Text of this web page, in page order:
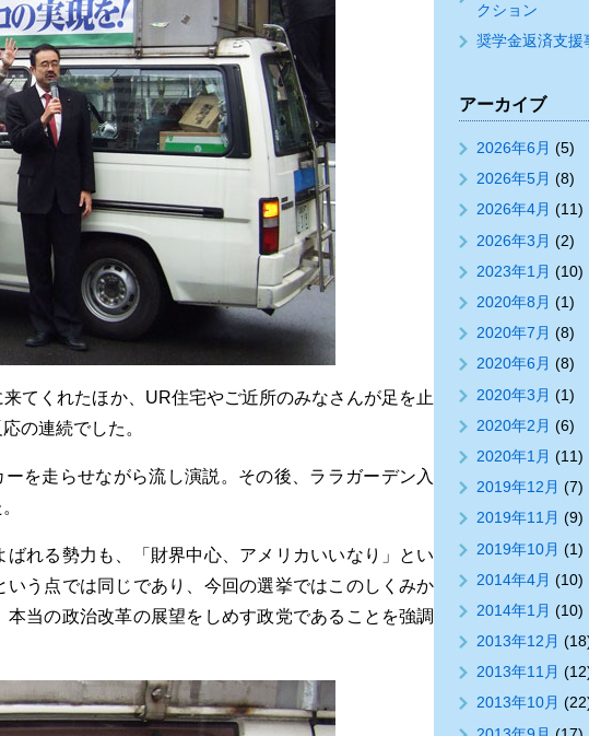
てくれたほか、UR住宅やご近所のみなさんが足を止
の連続でした。
を走らせながら流し演説。その後、ララガーデン入
れる勢力も、「財界中心、アメリカいいなり」とい
う点では同じであり、今回の選挙ではこのしくみか
当の政治改革の展望をしめす政党であることを強調
クション
奨学金返済支援
アーカイブ
2026年6月 (5)
2026年5月 (8)
2026年4月 (11)
2026年3月 (2)
2023年1月 (10)
2020年8月 (1)
2020年7月 (8)
2020年6月 (8)
2020年3月 (1)
2020年2月 (6)
2020年1月 (11)
2019年12月 (7)
2019年11月 (9)
2019年10月 (1)
2014年4月 (10)
2014年1月 (10)
2013年12月
2013年11月
2013年10月